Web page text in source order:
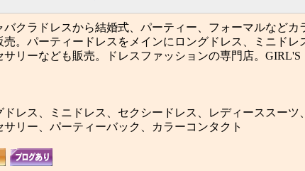
クラドレスから結婚式、パーティー、フォーマルなどカ
。パーティードレスをメインにロングドレス、ミニドレ
サリーなども販売。ドレスファッションの専門店。GIRL'S
レス、ミニドレス、セクシードレス、レディーススーツ
リー、パーティーバック、カラーコンタクト